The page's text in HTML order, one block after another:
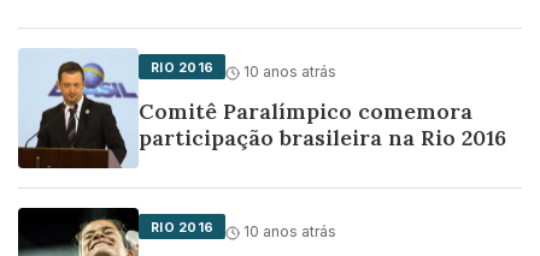
RIO 2016 10 anos atrás
Comitê Paralímpico comemora
participação brasileira na Rio 2016
RIO 2016 10 anos atrás